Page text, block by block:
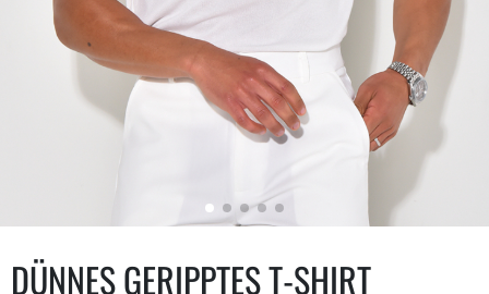
DÜNNES GERIPPTES T-SHIRT